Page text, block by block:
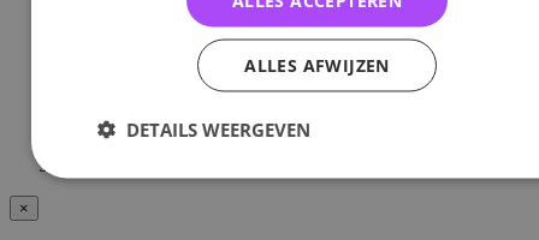
Girl Groups/
Craxy/
×
ALLES AFWIJZEN
DETAILS WEERGEVEN